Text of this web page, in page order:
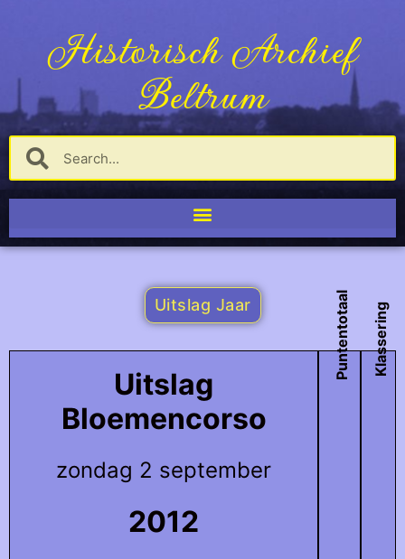
Historisch Archief
Beltrum
Uitslag Jaar
Uitslag
Bloemencorso
zondag 2 september
2012
Puntentotaal Klassering